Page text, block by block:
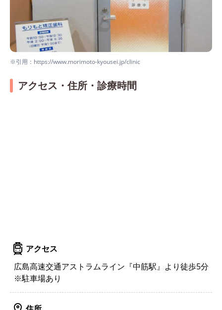
※引用：https://www.morimoto-kyousei.jp/clinic
アクセス・住所・診療時間
アクセス
広島高速交通アストラムライン『中筋駅』より徒歩5分
※駐車場あり